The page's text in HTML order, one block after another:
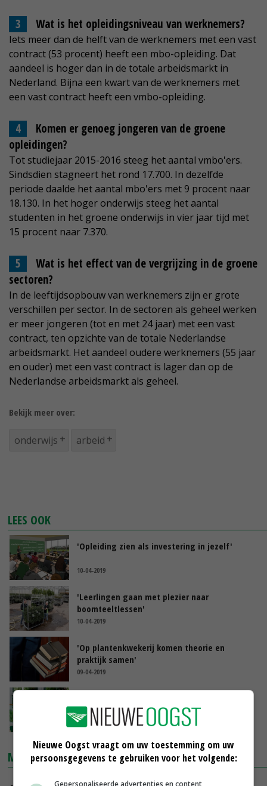
Wat is het opleidingsniveau van werknemers?
Iets meer dan de helft van de werknemers met een vast
contract (53 procent) heeft een mbo-opleiding. Dat
aandeel is hoger dan in de totale arbeidsmarkt in
Nederland. Bijna een kwart van de werknemers met
een vast contract heeft een vmbo-opleiding.
Komen er genoeg jongeren van de groene
opleidingen?
Tot studiejaar 2015-2016 steeg het aantal vmbo'ers.
Sindsdien stagneert het rond 17.700. In dezelfde
periode daalde het aantal mbo'ers met 9 procent naar
18.130. In het hoger onderwijs steeg het aantal
studenten in het groene onderwijs in vier jaar tijd met
15 procent naar 7.370.
Wat is het effect van de vergrijzing in de groene
sectoren?
In de leeftijdsopbouw van werknemers zijn er grote
verschillen per sector. In de sectoren als geheel werken
er meer jongeren (tot en met 24 jaar) met een vast
contract, ten opzichte van de totale Nederlandse
arbeidsmarkt. Het aandeel oudere werknemers (55 jaar
en ouder) met een vast contract is lager dan op de
Nederlandse arbeidsmarkt als geheel.
Bekijk meer over:
onderwijs arbeid
LEES OOK
'Opleiding zien als investering in jezelf'
10-04-2019
'Leerlingen gaan met plezier naar
boomteeltlessen'
10-04-2019
'Op plantenkwekerij komen theorie en
praktijk samen'
09-04-2019
houden'
09-04-2019
MARKTPRIJZEN
Nieuwe Oogst vraagt om uw toestemming om uw
persoonsgegevens te gebruiken voor het volgende:
Gepersonaliseerde advertenties en content,